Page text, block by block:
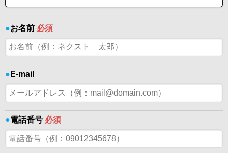
●お名前 必須
● E-mail
●電話番号 必須